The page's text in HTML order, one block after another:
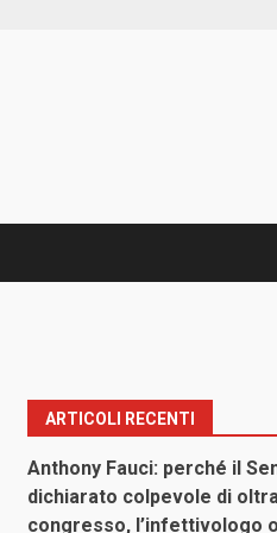
ARTICOLI RECENTI
Anthony Fauci: perché il
dichiarato colpevole di
congresso, l’infettivologo